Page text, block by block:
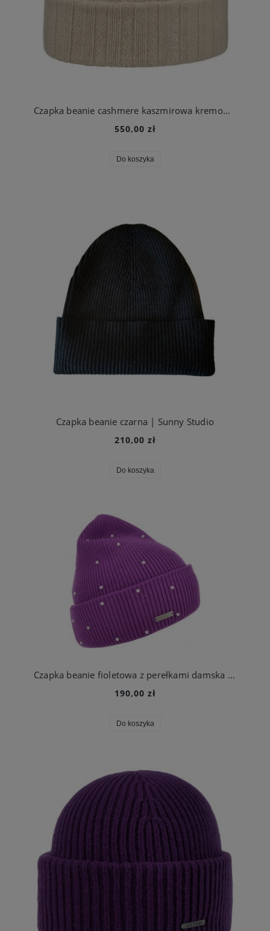
Czapka beanie cashmere kaszmirowa kremowa | Stetson
550,00 zł
Do koszyka
Czapka beanie czarna | Sunny Studio
210,00 zł
Do koszyka
Czapka beanie fioletowa z perełkami damska | Seeberger
190,00 zł
Do koszyka